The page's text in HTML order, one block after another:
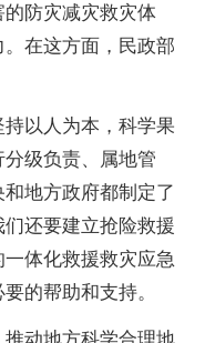
防灾减灾救灾体
在这方面，民政部
以人为本，科学果
级负责、属地管
地方政府都制定了
还要建立抢险救援
体化救援救灾应急
的帮助和支持。
动地方科学合理地